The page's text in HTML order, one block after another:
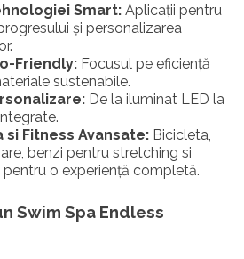
Smart: Aplicații pentru
și personalizarea
Friendly: Focusul pe eficiență
sustenabile.
De la iluminat LED la
si Fitness Avansate: Bicicleta,
benzi pentru stretching si
pentru o experiență completă.
Swim Spa Endless